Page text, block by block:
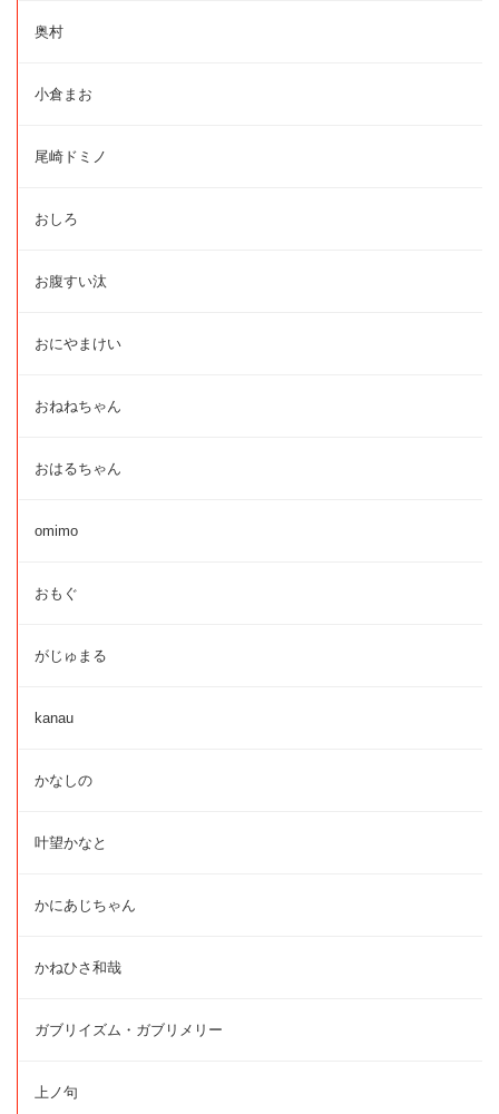
奥村
小倉まお
尾崎ドミノ
おしろ
お腹すい汰
おにやまけい
おねねちゃん
おはるちゃん
omimo
おもぐ
がじゅまる
kanau
かなしの
叶望かなと
かにあじちゃん
かねひさ和哉
ガブリイズム・ガブリメリー
上ノ句